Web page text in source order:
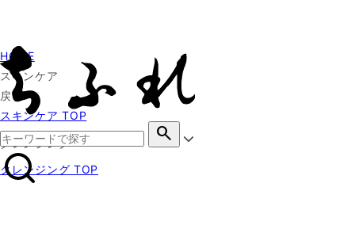
search
HOME
スキンケア
戻る
スキンケア TOP
クレンジング
クレンジング TOP